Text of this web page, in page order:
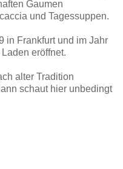
Gaumen
und Tagessuppen.
in Frankfurt und im Jahr
eröffnet.
alter Tradition
schaut hier unbedingt